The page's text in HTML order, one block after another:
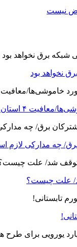
نیست
نخواهد بود
درگیر جنگ از قطعی برق
چه مدارکی لازم
علت چیست؟